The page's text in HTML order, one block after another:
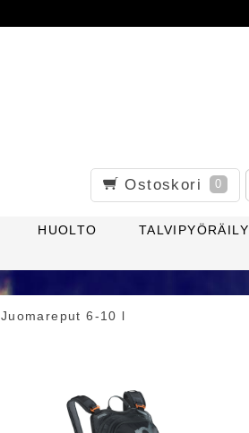
Ostoskori 0
HUOLTO TALVIPYÖRÄILY
Juomareput 6-10 l